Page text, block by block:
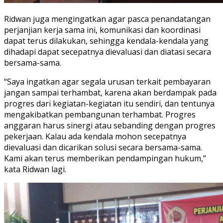
Ridwan juga mengingatkan agar pasca penandatangan
perjanjian kerja sama ini, komunikasi dan koordinasi
dapat terus dilakukan, sehingga kendala-kendala yang
dihadapi dapat secepatnya dievaluasi dan diatasi secara
bersama-sama.
“Saya ingatkan agar segala urusan terkait pembayaran
jangan sampai terhambat, karena akan berdampak pada
progres dari kegiatan-kegiatan itu sendiri, dan tentunya
mengakibatkan pembangunan terhambat. Progres
anggaran harus sinergi atau sebanding dengan progres
pekerjaan. Kalau ada kendala mohon secepatnya
dievaluasi dan dicarikan solusi secara bersama-sama.
Kami akan terus memberikan pendampingan hukum,”
kata Ridwan lagi.